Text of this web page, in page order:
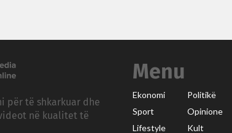
për të shkarkuar dhe
në kualitet të
Menu
Ekonomi Politikë
Sport
Opinione
Lifestyle
Kult